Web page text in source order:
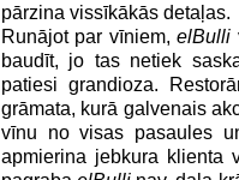
pārzina vissīkākās detaļas.
Runājot par vīniem,elBulli
baudīt, jo tas netiek
patiesi grandioza.
grāmata, kurā galvenais
vīnu no visas pasaules
apmierina jebkura klienta